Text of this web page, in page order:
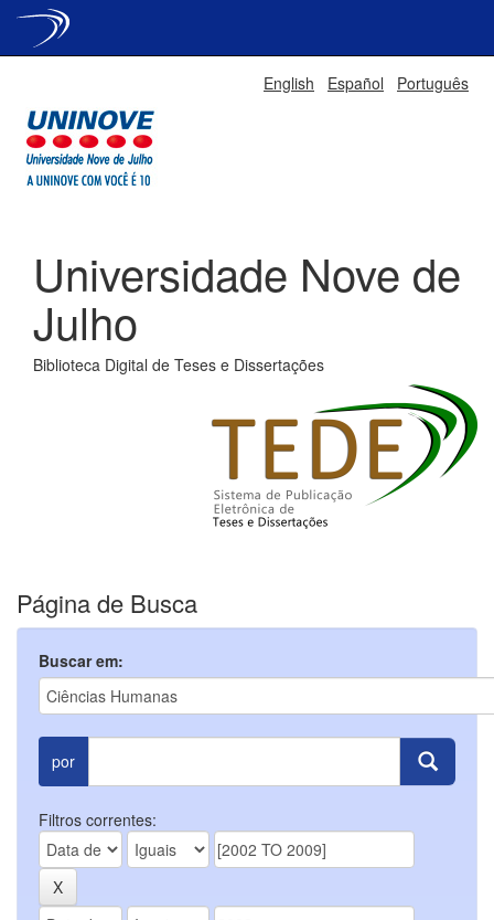
English Español Português
Universidade Nove de
Julho
Biblioteca Digital de Teses e Dissertações
Página de Busca
Buscar em:
por
Filtros correntes: